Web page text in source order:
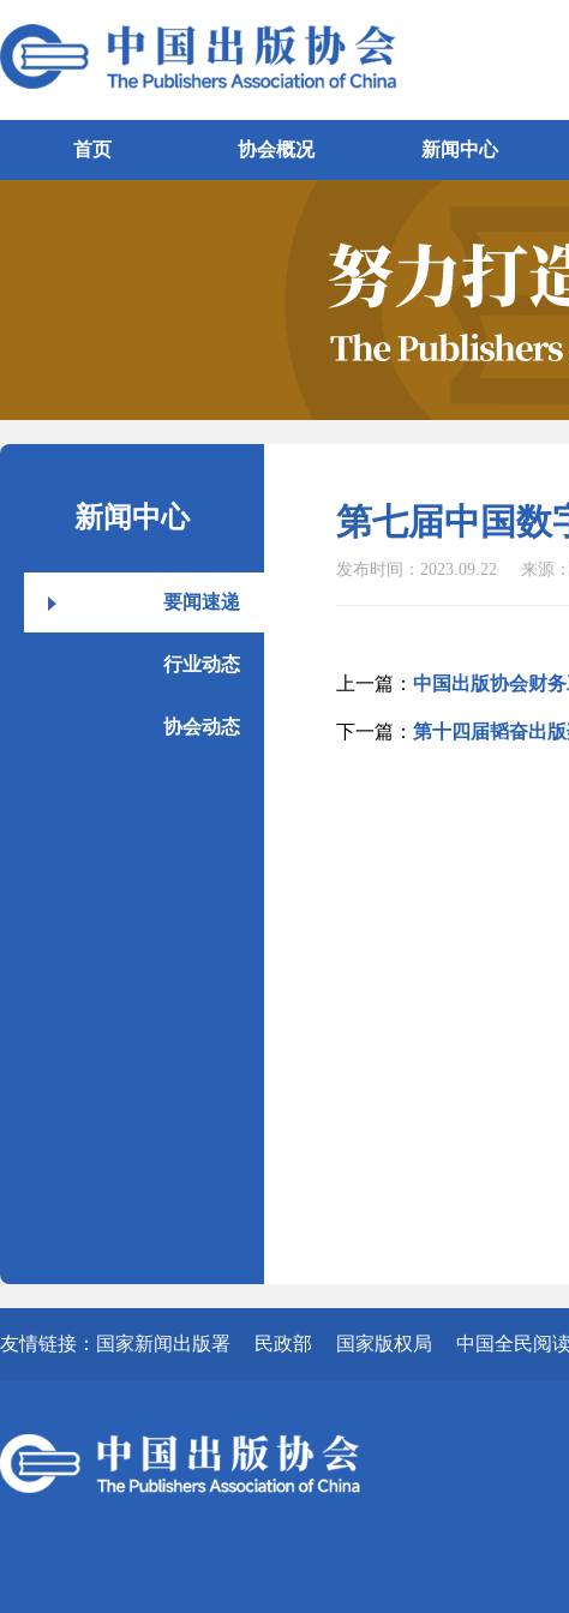
首页 协会概况 新闻中心
新闻中心
要闻速递
行业动态
协会动态
第七届中国数
发布时间：2023.09.22 来源
上一篇： 中国出版协会财
下一篇： 第十四届韬奋出
友情链接： 国家新闻出版署 民政部 国家版权局 中国全民阅